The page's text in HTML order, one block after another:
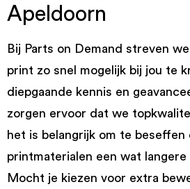
Apeldoorn
Bij Parts on Demand streven
print zo snel mogelijk bij jou te
diepgaande kennis en
zorgen ervoor dat we
het is belangrijk om te beseffen
printmaterialen een wat
Mocht je kiezen voor extra